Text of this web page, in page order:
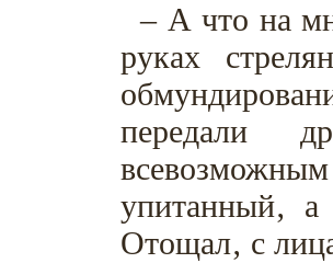
– А что на
руках
передали
упитанный‚
Отощал‚ с